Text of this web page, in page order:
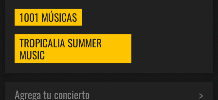
1001 MÚSICAS
TROPICALIA SUMMER
MUSIC
Agrega tu concierto